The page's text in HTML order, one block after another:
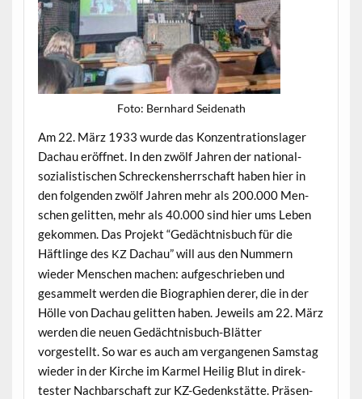
Foto: Bern­hard Seidenath
Am 22. März 1933 wurde das Konzen­tra­tionslager
Dachau eröffnet. In den zwölf Jahren der nation­al­
sozial­is­tis­chen Schreck­en­sh­errschaft haben hier in
den fol­gen­den zwölf Jahren mehr als 200.000 Men­
schen gelit­ten, mehr als 40.000 sind hier ums Leben
gekom­men. Das Pro­jekt “Gedächt­nis­buch für die
Häftlinge des KZDachau” will aus den Num­mern
wieder Men­schen machen: aufgeschrieben und
gesam­melt wer­den die Biogra­phien der­er, die in der
Hölle von Dachau gelit­ten haben. Jew­eils am 22. März
wer­den die neuen Gedächt­nis­buch-Blät­ter
vorgestellt. So war es auch am ver­gan­genen Sam­stag
wieder in der Kirche im Karmel Heilig Blut in direk­
tester Nach­barschaft zur KZ-Gedenkstätte. Präsen­